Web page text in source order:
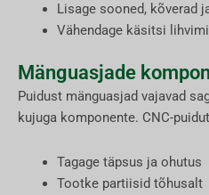
Lisage sooned, kõverad
Vähendage käsitsi
Mänguasjade
Puidust mänguasjad vajavad
kujuga komponente. CNC-
Tagage täpsus ja ohutus
Tootke partiisid tõhusalt